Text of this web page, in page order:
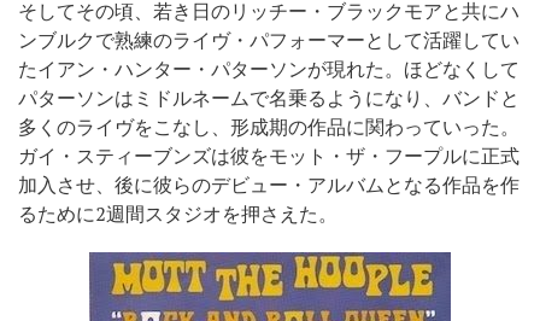
そしてその頃、若き日のリッチー・ブラックモアと共にハ
ンブルクで熟練のライヴ・パフォーマーとして活躍してい
たイアン・ハンター・パターソンが現れた。ほどなくして
パターソンはミドルネームで名乗るようになり、バンドと
多くのライヴをこなし、形成期の作品に関わっていった。
ガイ・スティーブンズは彼をモット・ザ・フープルに正式
加入させ、後に彼らのデビュー・アルバムとなる作品を作
るために2週間スタジオを押さえた。